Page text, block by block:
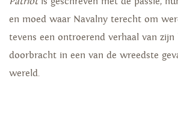
en moed waar Navalny terecht om
tevens een ontroerend verhaal van
doorbracht in een van de wreedste
wereld.